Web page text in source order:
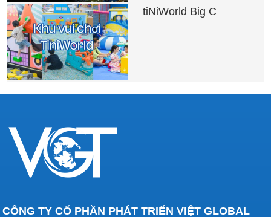
tiNiWorld Big C
CÔNG TY CỔ PHẦN PHÁT TRIỂN VIỆT GLOBAL